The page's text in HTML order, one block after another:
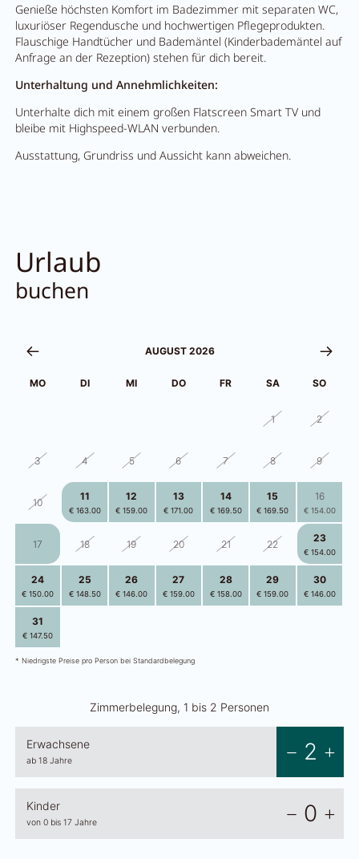
Genieße höchsten Komfort im Badezimmer mit separaten WC,
luxuriöser Regendusche und hochwertigen Pflegeprodukten.
Flauschige Handtücher und Bademäntel (Kinderbademäntel auf
Anfrage an der Rezeption) stehen für dich bereit.
Unterhaltung und Annehmlichkeiten:
Unterhalte dich mit einem großen Flatscreen Smart TV und
bleibe mit Highspeed-WLAN verbunden.
Ausstattung, Grundriss und Aussicht kann abweichen.
Urlaub
buchen
AUGUST 2026
MO DI MI DO FR SA SO
1 2
3 4 5 6 7 8 9
10
11
€ 163.00
12
€ 159.00
13
€ 171.00
14
€ 169.50
15
€ 169.50
16
€ 154.00
17 18 19 20 21 22
23
€ 154.00
24
€ 150.00
25
€ 148.50
26
€ 146.00
27
€ 159.00
28
€ 158.00
29
€ 159.00
30
€ 146.00
31
€ 147.50
* Niedrigste Preise pro Person bei Standardbelegung
Zimmerbelegung, 1 bis 2 Personen
Erwachsene
ab 18 Jahre 2
Kinder
von 0 bis 17 Jahre 0